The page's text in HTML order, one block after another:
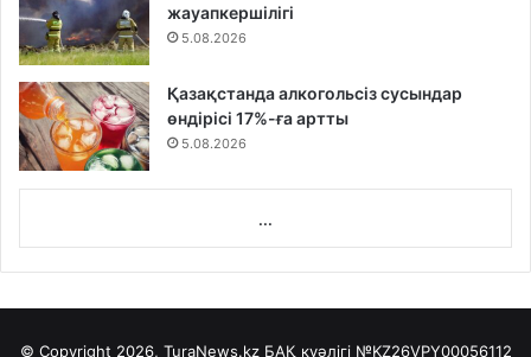
жауапкершілігі
5.08.2026
Қазақстанда алкогольсіз сусындар
өндірісі 17%-ға артты
5.08.2026
...
© Copyright 2026, TuraNews.kz БАҚ куәлігі №KZ26VPY00056112